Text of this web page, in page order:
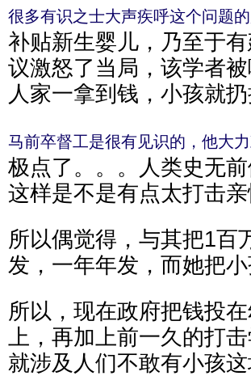
很多有识之士大声疾呼这个问题
补贴新生婴儿，乃至于
议激怒了当局，该学者
人家一拿到钱，小孩就
马前卒督工是很有见识的，他大
极点了。。。人类史无
这样是不是有点太打击亲
所以偶觉得，与其把1百
发，一年年发，而她把
所以，现在政府把钱投
上，再加上前一久的打
就涉及人们不敢有小孩